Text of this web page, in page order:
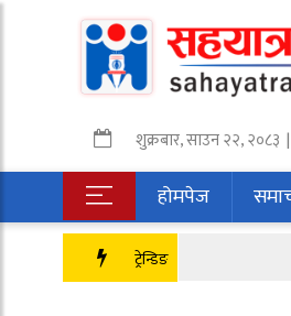
शुक्रबार,साउन२२,२०८३
होमपेज
ट्रेन्डिङ